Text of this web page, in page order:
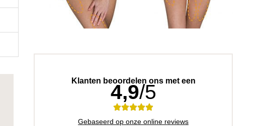
Klanten beoordelen ons met een
4,9/5
Gebaseerd op onze online reviews